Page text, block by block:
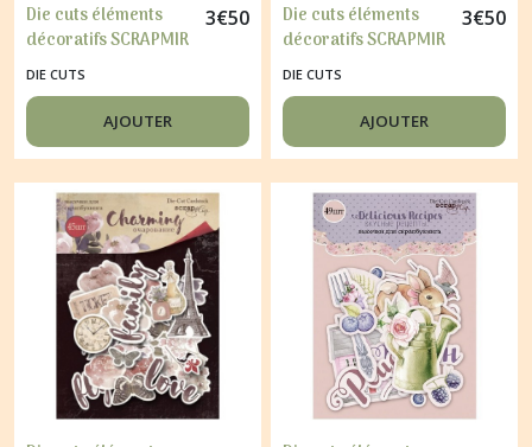
Die cuts éléments
décoratifs SCRAPMIR
48 pièces BLUE &
BLUSH
3€50
DIE CUTS
AJOUTER
Die cuts éléments
décoratifs SCRAPMIR
45 pièces COZY
FOREST
3€50
DIE CUTS
AJOUTER